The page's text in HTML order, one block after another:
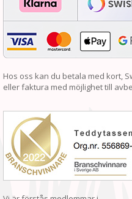
Hos oss kan du betala med kort,
eller faktura med möjlighet till